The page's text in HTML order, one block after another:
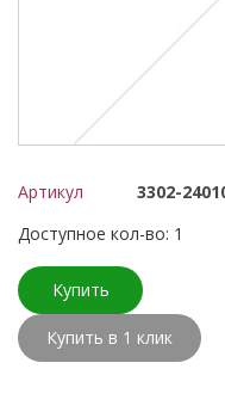
Артикул
3302-
Доступное кол-во: 1
Купить
Купить в 1 клик